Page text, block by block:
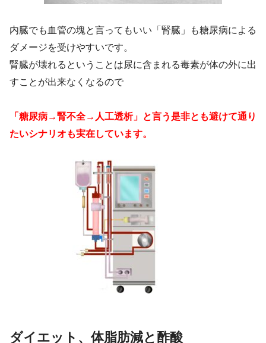
内臓でも血管の塊と言ってもいい「腎臓」も糖尿病による
ダメージを受けやすいです。
腎臓が壊れるということは尿に含まれる毒素が体の外に出
すことが出来なくなるので
「糖尿病→腎不全→人工透析」と言う是非とも避けて通り
たいシナリオも実在しています。
ダイエット、体脂肪減と酢酸